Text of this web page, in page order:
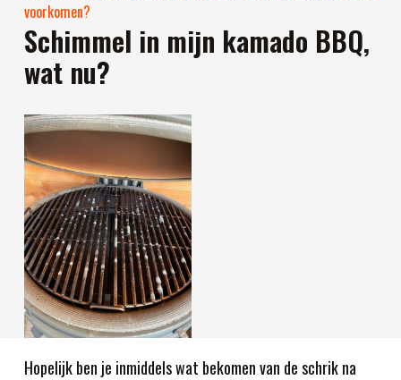
voorkomen?
Schimmel in mijn kamado BBQ,
wat nu?
Hopelijk ben je inmiddels wat bekomen van de schrik na